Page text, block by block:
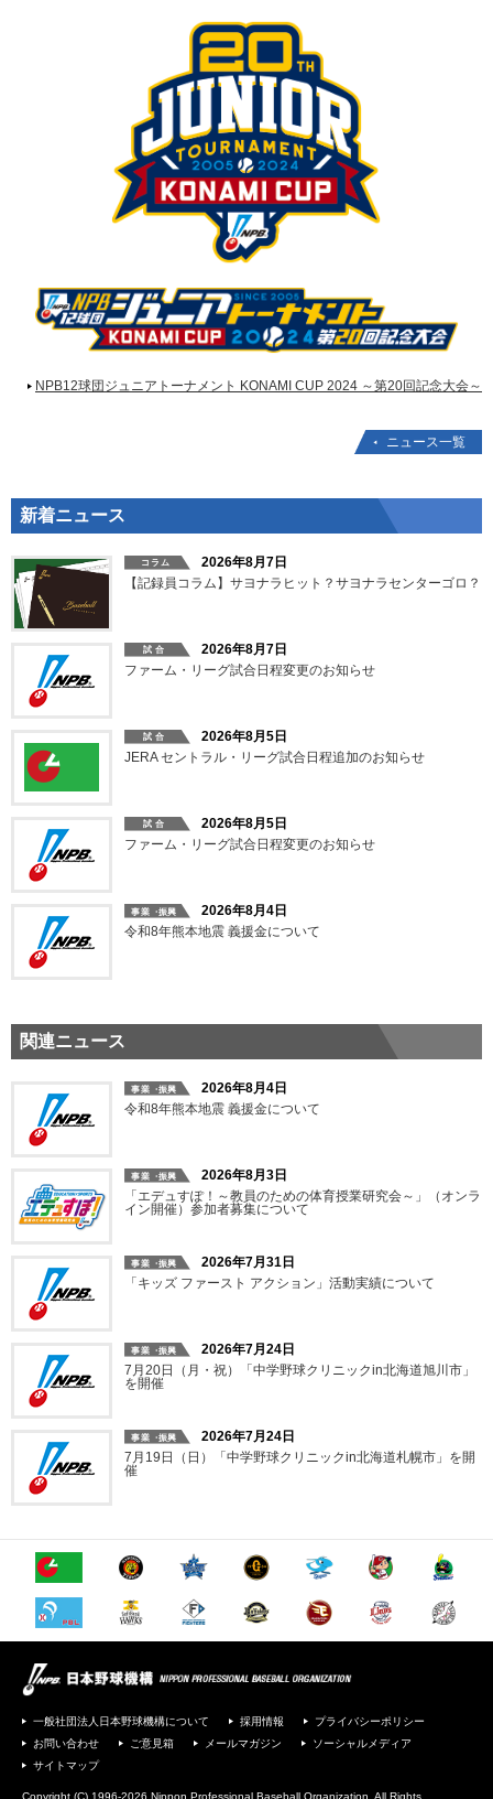
NPB12球団ジュニアトーナメント KONAMI CUP 2024 ～第20回記念大会～
ニュース一覧
新着ニュース
2026年8月7日
【記録員コラム】サヨナラヒット？サヨナラセンターゴロ？
2026年8月7日
ファーム・リーグ試合日程変更のお知らせ
2026年8月5日
JERA セントラル・リーグ試合日程追加のお知らせ
2026年8月5日
ファーム・リーグ試合日程変更のお知らせ
2026年8月4日
令和8年熊本地震 義援金について
関連ニュース
2026年8月4日
令和8年熊本地震 義援金について
2026年8月3日
「エデュすぽ！～教員のための体育授業研究会～」（オンラ
イン開催）参加者募集について
2026年7月31日
「キッズ ファースト アクション」活動実績について
2026年7月24日
7月20日（月・祝）「中学野球クリニックin北海道旭川市」
を開催
2026年7月24日
7月19日（日）「中学野球クリニックin北海道札幌市」を開
催
一般社団法人日本野球機構について 採用情報
プライバシーポリシー
お問い合わせ
ご意見箱 メールマガジン
ソーシャルメディア
サイトマップ
Copyright (C) 1996-2026 Nippon Professional Baseball Organization. All Rights